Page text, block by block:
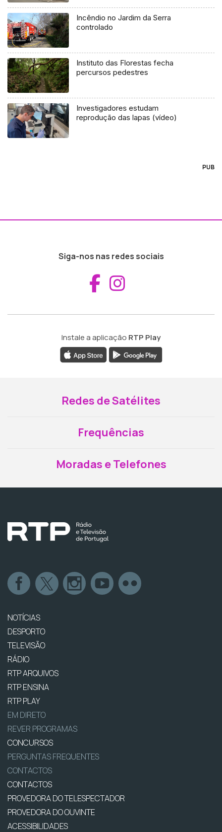
Incêndio no Jardim da Serra
controlado
Instituto das Florestas fecha
percursos pedestres
Investigadores estudam
reprodução das lapas (vídeo)
PUB
Siga-nos nas redes sociais
Aceder ao
Instale a aplicação RTP Play
Redes de Satélites
Frequências
Moradas e Telefones
NOTÍCIAS
DESPORTO
TELEVISÃO
RÁDIO
RTP ARQUIVOS
RTP ENSINA
RTP PLAY
EM DIRETO
REVER PROGRAMAS
CONCURSOS
PERGUNTAS FREQUENTES
CONTACTOS
CONTACTOS
PROVEDORA DO TELESPECTADOR
PROVEDORA DO OUVINTE
ACESSIBILIDADES